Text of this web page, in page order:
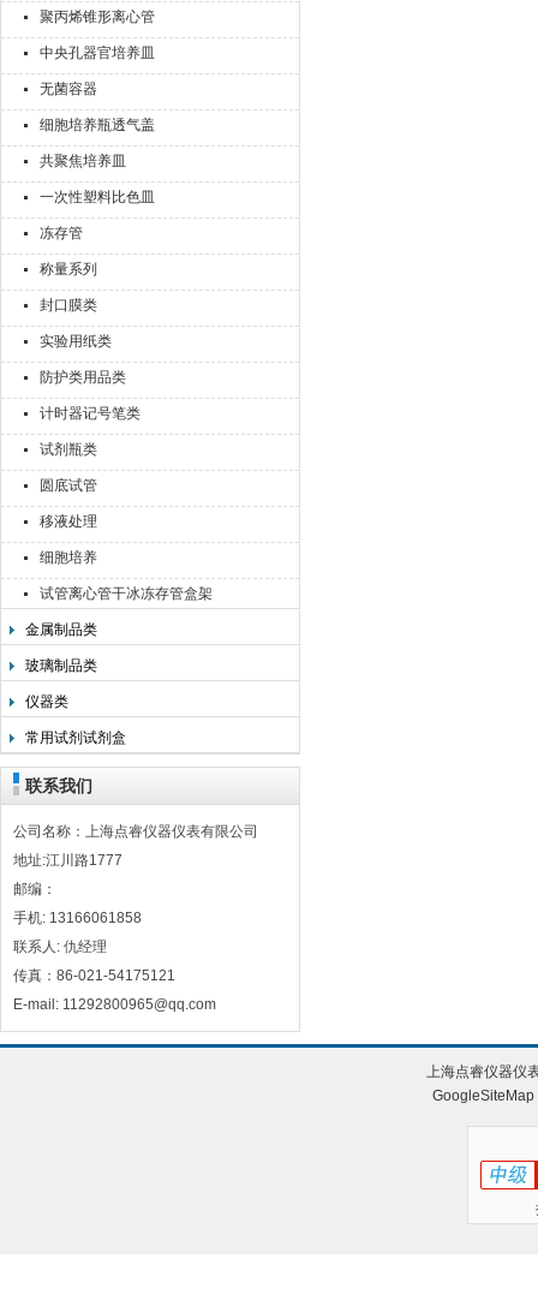
聚丙烯锥形离心管
中央孔器官培养皿
无菌容器
细胞培养瓶透气盖
共聚焦培养皿
一次性塑料比色皿
冻存管
称量系列
封口膜类
实验用纸类
防护类用品类
计时器记号笔类
试剂瓶类
圆底试管
移液处理
细胞培养
试管离心管干冰冻存管盒架
金属制品类
玻璃制品类
仪器类
常用试剂试剂盒
联系我们
公司名称：上海点睿仪器仪表有限公司
地址:江川路1777
邮编：
手机: 13166061858
联系人: 仇经理
传真：86-021-54175121
E-mail: 11292800965@qq.com
上海点睿仪器仪
GoogleSiteMap